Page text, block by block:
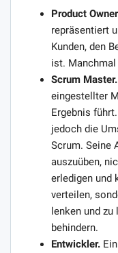
Product
repräsentiert
Kunden, den
ist. Manchmal
Scrum Master.
eingestellter
Ergebnis
jedoch die
Scrum. Seine
auszuüben,
erledigen und
verteilen,
lenken und
behindern.
Entwickler.